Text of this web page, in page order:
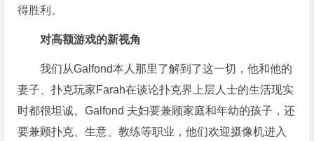
得胜利。
对高额游戏的新视角
我们从Galfond本人那里了解到了这一切，他和他的
妻子、扑克玩家Farah在谈论扑克界上层人士的生活现实
时都很坦诚。Galfond 夫妇要兼顾家庭和年幼的孩子，还
要兼顾扑克、生意、教练等职业，他们欢迎摄像机进入